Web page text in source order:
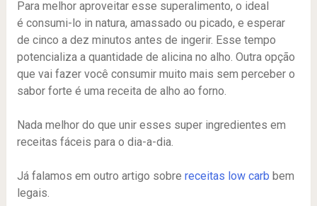
Para melhor aproveitar esse superalimento, o ideal
é consumi-lo in natura, amassado ou picado, e esperar
de cinco a dez minutos antes de ingerir. Esse tempo
potencializa a quantidade de alicina no alho. Outra opção
que vai fazer você consumir muito mais sem perceber o
sabor forte é uma receita de alho ao forno.
Nada melhor do que unir esses super ingredientes em
receitas fáceis para o dia-a-dia.
Já falamos em outro artigo sobre receitas low carb bem
legais.